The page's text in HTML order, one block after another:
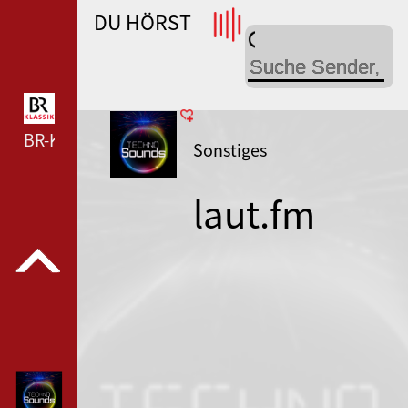
WDR 4 --- WDR 4 ---
BR-KLASSIK --- BR-KLASSIK ---
DU HÖRST
Sonstiges
laut.fm